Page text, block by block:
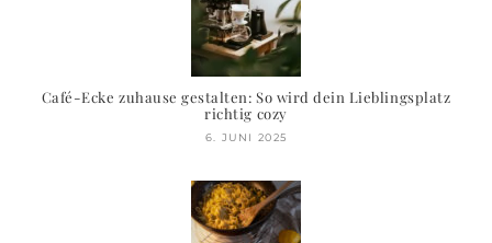
Café-Ecke zuhause gestalten: So wird dein Lieblingsplatz
richtig cozy
6. JUNI 2025